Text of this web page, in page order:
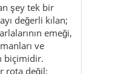
şey tek bir
değerli kılan;
emeği,
ve
biçimidir.
rota değil;